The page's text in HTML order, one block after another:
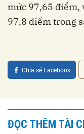
mức 97,65 điểm,
97,8 điểm trong
Chia sẻ Facebook
ĐỌC THÊM TÀI